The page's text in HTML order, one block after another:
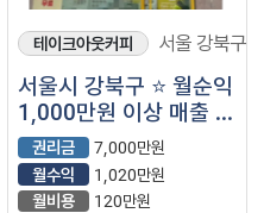
테이크아웃커피 서울 강북구
서울시 강북구 ⭐ 월순익
1,000만원 이상 매출 잘
나오는 봉명동내커피
권리금
7,000만원
월수익
1,020만원
월비용
120만원